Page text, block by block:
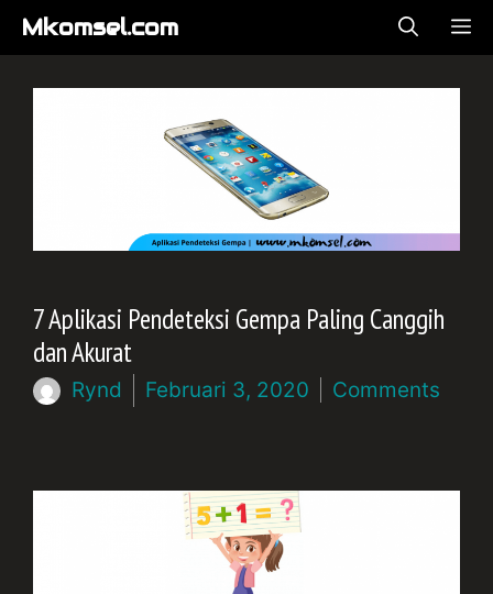
Langsung
Mkomsel.com
7 Aplikasi Pendeteksi Gempa Paling Canggih
dan Akurat
Rynd Februari 3, 2020 Comments